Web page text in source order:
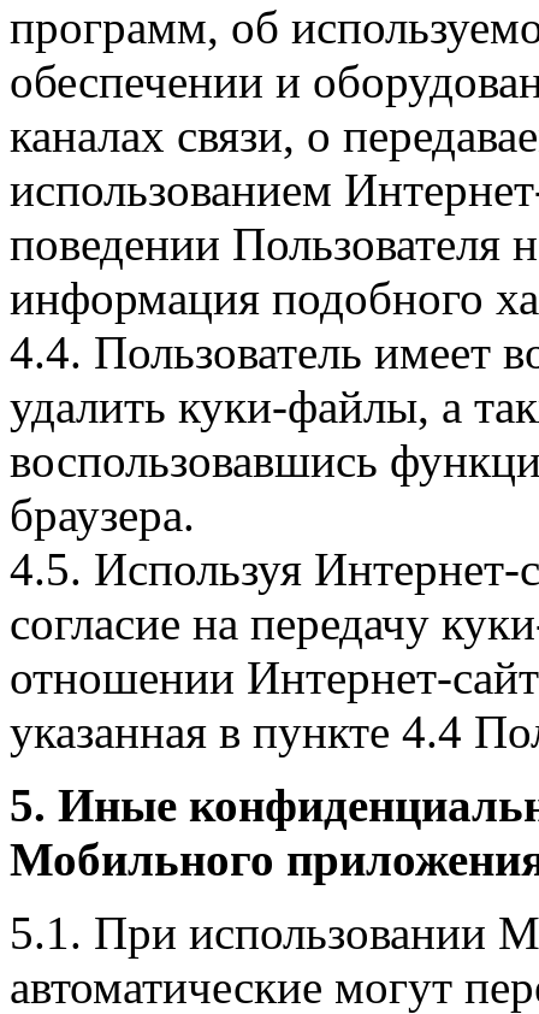
программ, об
обеспечении и
каналах связи, о
использованием
поведении Пользователя
информация подобного
4.4. Пользователь имеет
удалить куки-файлы, а
воспользовавшись
браузера.
4.5. Используя Интернет-
согласие на передачу
отношении Интернет-
указанная в пункте 4.4
5. Иные
Мобильного
5.1. При использовании
автоматические могут